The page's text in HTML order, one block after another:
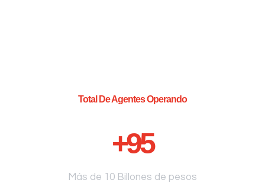
Total De Agentes Operando
+95
Más de 10 Billones de pesos